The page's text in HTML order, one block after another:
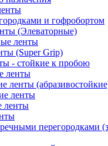
и гофробортом
(Элеваторные)
ленты
(Super Grip)
- стойкие к пробою
ленты
ленты
ленты
ленты
перегородками